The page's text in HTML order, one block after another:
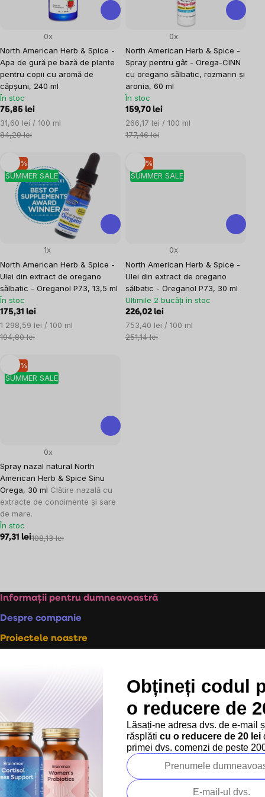
North American Herb & Spice -
Apa de gură pe bază de plante
pentru copii cu aromă de
căpșuni, 240 ml
0x
În stoc
75,85 lei
Evaluare
preţ:
31,60 lei / 100 ml
84,29 lei
North American Herb & Spice -
Spray pentru gât - Orega-CINN
cu oregano sălbatic, rozmarin și
aronia, 60 ml
0x
În stoc
159,70 lei
Evaluare
preţ:
266,17 lei / 100 ml
177,46 lei
SUMMER SALE
–10 %
North American Herb & Spice -
Ulei din extract de oregano
sălbatic - Oreganol P73, 13,5 ml
1x
În stoc
175,31 lei
Evaluare
preţ:
1 298,59 lei / 100 ml
194,80 lei
SUMMER SALE
–10 %
North American Herb & Spice -
Ulei din extract de oregano
sălbatic - Oreganol P73, 30 ml
0x
Ultimile 2 bucăți în stoc
226,02 lei
Evaluare
preţ:
753,40 lei / 100 ml
251,14 lei
SUMMER SALE
–10 %
Spray nazal natural North
American Herb & Spice Sinu
Orega, 30 ml Clătire nazală cu
extracte de condimente și sare
de mare.
0x
În stoc
97,31 lei108,13 lei
listărilor
Subsol
Informații pentru dumneavoastră
Despre companie
Proiectele noastre
Luni-vineri: 8:00-16:00
info@brainmarket.ro
Abonează-te la newsletter
și primește sfaturi pentru un stil de viață sănătos, oferte
exclusive și informații despre produse noi – trebuie doar să
introduci adresa ta de e-mail.
Obțineți codul
o reducere de
Lăsați-ne adresa dvs. de e-mail
răsplăti cu o reducere de 20 lei
primei dvs. comenzi de peste